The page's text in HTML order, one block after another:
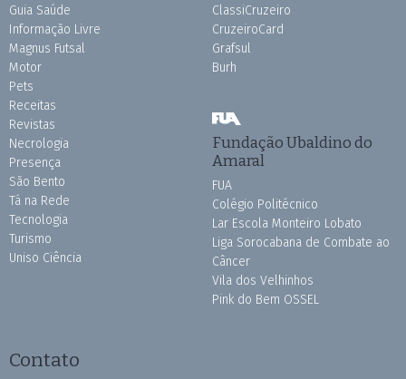
Guia Saúde
Informação Livre
Magnus Futsal
Motor
Pets
Receitas
Revistas
Necrologia
Presença
São Bento
Tá na Rede
Tecnologia
Turismo
Uniso Ciência
ClassiCruzeiro
CruzeiroCard
Grafsul
Burh
Fundação Ubaldino do
Amaral
FUA
Colégio Politécnico
Lar Escola Monteiro Lobato
Liga Sorocabana de Combate ao
Câncer
Vila dos Velhinhos
Pink do Bem OSSEL
Contato